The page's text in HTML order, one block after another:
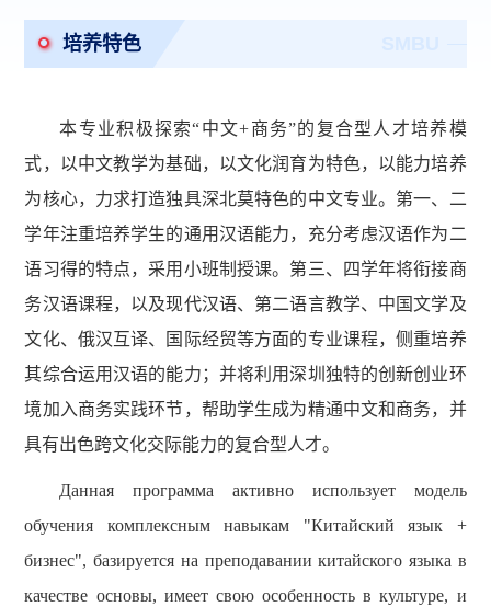
培养特色
本专业积极探索“中文+商务”的复合型人才培养模
式，以中文教学为基础，以文化润育为特色，以能力培养
为核心，力求打造独具深北莫特色的中文专业。第一、二
学年注重培养学生的通用汉语能力，充分考虑汉语作为二
语习得的特点，采用小班制授课。第三、四学年将衔接商
务汉语课程，以及现代汉语、第二语言教学、中国文学及
文化、俄汉互译、国际经贸等方面的专业课程，侧重培养
其综合运用汉语的能力；并将利用深圳独特的创新创业环
境加入商务实践环节，帮助学生成为精通中文和商务，并
具有出色跨文化交际能力的复合型人才。
Данная программа активно использует модель
обучения комплексным навыкам "Китайский язык +
бизнес", базируется на преподавании китайского языка в
качестве основы, имеет своюособенностьв культуре, и